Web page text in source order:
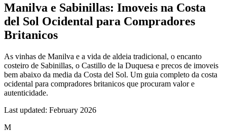
Manilva e Sabinillas: Imoveis na Costa
del Sol Ocidental para Compradores
Britanicos
As vinhas de Manilva e a vida de aldeia tradicional, o encanto
costeiro de Sabinillas, o Castillo de la Duquesa e precos de imoveis
bem abaixo da media da Costa del Sol. Um guia completo da costa
ocidental para compradores britanicos que procuram valor e
autenticidade.
Last updated: February 2026
M